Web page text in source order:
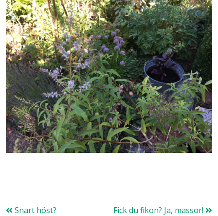
Snart höst? Fick du fikon? Ja, massor!